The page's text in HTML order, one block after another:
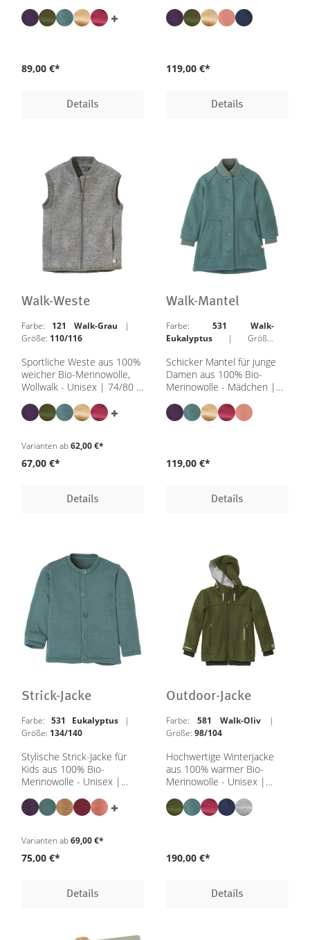
GOTS, IVN Best
89,00 €*
Details
GOTS, IVN Best
119,00 €*
Details
Walk-Weste
Farbe: 121 Walk-Grau
|
Größe: 110/116
Sportliche Weste aus 100%
weicher Bio-Merinowolle,
Wollwalk - Unisex | 74/80 -
GOTS, IVN Best
Varianten ab62,00 €*
67,00 €*
Details
Walk-Mantel
Farbe: 531 Walk-
Eukalyptus
| Größe:
Schicker Mantel für junge
Damen aus 100% Bio-
Merinowolle - Mädchen |
Farben - GOTS, IVN Best
119,00 €*
Details
Strick-Jacke
Farbe: 531 Eukalyptus
|
Größe: 134/140
Stylische Strick-Jacke für
Kids aus 100% Bio-
Merinowolle - Unisex |
Farben - GOTS, IVN Best
Varianten ab69,00 €*
75,00 €*
Details
Outdoor-Jacke
Farbe: 581 Walk-Oliv
|
Größe: 98/104
Hochwertige Winterjacke
aus 100% warmer Bio-
Merinowolle - Unisex |
Farben - GOTS, IVN Best
190,00 €*
Details